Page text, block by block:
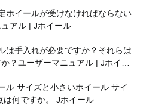
ホイールが受けなければならない
ュアル | Jホイール
は手入れが必要ですか？それらは
？ユーザーマニュアル | Jホイー
ル サイズと小さいホイール サイ
は何ですか。 Jホイール